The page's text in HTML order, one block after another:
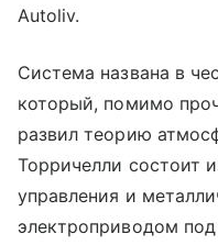
Autoliv.
Система названа в
который, помимо
развил теорию
Торричелли состоит
управления и
электроприводом